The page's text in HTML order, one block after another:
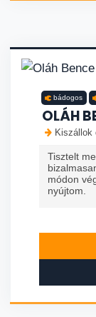
bádogos
OLÁH
Kiszállok
Tisztelt
módon
nyújtom.